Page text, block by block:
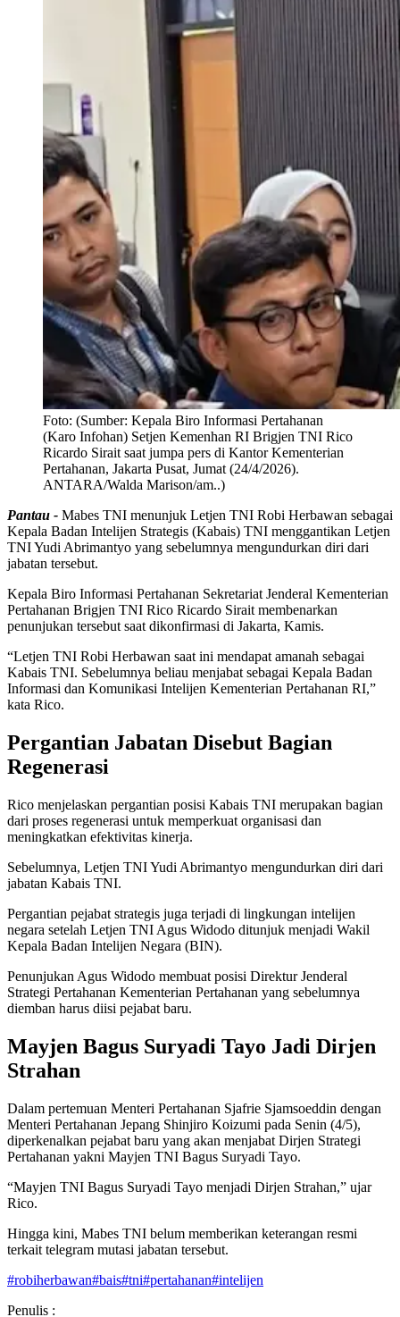
Foto: (Sumber: Kepala Biro Informasi Pertahanan
(Karo Infohan) Setjen Kemenhan RI Brigjen TNI Rico
Ricardo Sirait saat jumpa pers di Kantor Kementerian
Pertahanan, Jakarta Pusat, Jumat (24/4/2026).
ANTARA/Walda Marison/am..)
Pantau - Mabes TNI menunjuk Letjen TNI Robi Herbawan sebagai
Kepala Badan Intelijen Strategis (Kabais) TNI menggantikan Letjen
TNI Yudi Abrimantyo yang sebelumnya mengundurkan diri dari
jabatan tersebut.
Kepala Biro Informasi Pertahanan Sekretariat Jenderal Kementerian
Pertahanan Brigjen TNI Rico Ricardo Sirait membenarkan
penunjukan tersebut saat dikonfirmasi di Jakarta, Kamis.
“Letjen TNI Robi Herbawan saat ini mendapat amanah sebagai
Kabais TNI. Sebelumnya beliau menjabat sebagai Kepala Badan
Informasi dan Komunikasi Intelijen Kementerian Pertahanan RI,”
kata Rico.
Pergantian Jabatan Disebut Bagian
Regenerasi
Rico menjelaskan pergantian posisi Kabais TNI merupakan bagian
dari proses regenerasi untuk memperkuat organisasi dan
meningkatkan efektivitas kinerja.
Sebelumnya, Letjen TNI Yudi Abrimantyo mengundurkan diri dari
jabatan Kabais TNI.
Pergantian pejabat strategis juga terjadi di lingkungan intelijen
negara setelah Letjen TNI Agus Widodo ditunjuk menjadi Wakil
Kepala Badan Intelijen Negara (BIN).
Penunjukan Agus Widodo membuat posisi Direktur Jenderal
Strategi Pertahanan Kementerian Pertahanan yang sebelumnya
diemban harus diisi pejabat baru.
Mayjen Bagus Suryadi Tayo Jadi Dirjen
Strahan
Dalam pertemuan Menteri Pertahanan Sjafrie Sjamsoeddin dengan
Menteri Pertahanan Jepang Shinjiro Koizumi pada Senin (4/5),
diperkenalkan pejabat baru yang akan menjabat Dirjen Strategi
Pertahanan yakni Mayjen TNI Bagus Suryadi Tayo.
“Mayjen TNI Bagus Suryadi Tayo menjadi Dirjen Strahan,” ujar
Rico.
Hingga kini, Mabes TNI belum memberikan keterangan resmi
terkait telegram mutasi jabatan tersebut.
#robiherbawan#bais#tni#pertahanan#intelijen
Penulis :